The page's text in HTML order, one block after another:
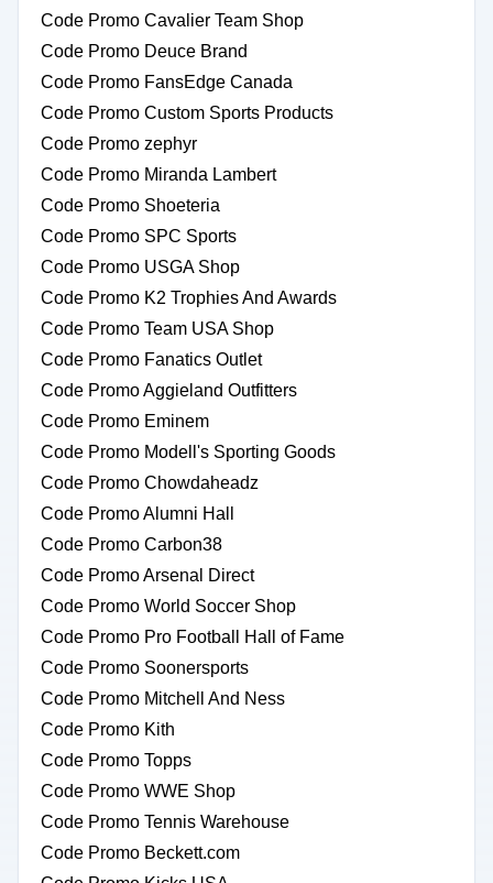
Code Promo Cavalier Team Shop
Code Promo Deuce Brand
Code Promo FansEdge Canada
Code Promo Custom Sports Products
Code Promo zephyr
Code Promo Miranda Lambert
Code Promo Shoeteria
Code Promo SPC Sports
Code Promo USGA Shop
Code Promo K2 Trophies And Awards
Code Promo Team USA Shop
Code Promo Fanatics Outlet
Code Promo Aggieland Outfitters
Code Promo Eminem
Code Promo Modell's Sporting Goods
Code Promo Chowdaheadz
Code Promo Alumni Hall
Code Promo Carbon38
Code Promo Arsenal Direct
Code Promo World Soccer Shop
Code Promo Pro Football Hall of Fame
Code Promo Soonersports
Code Promo Mitchell And Ness
Code Promo Kith
Code Promo Topps
Code Promo WWE Shop
Code Promo Tennis Warehouse
Code Promo Beckett.com